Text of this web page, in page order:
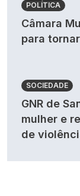
POLÍTICA
Câmara
para
SOCIEDADE
GNR de
mulher e
de